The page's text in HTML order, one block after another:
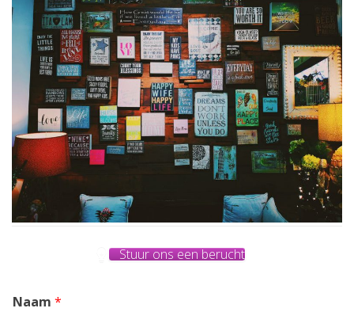
Stuur ons een berucht
Naam *